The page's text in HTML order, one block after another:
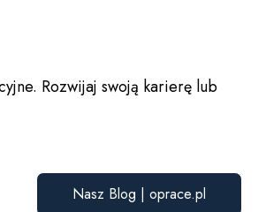
Rozwijaj swoją karierę lub
Nasz Blog | oprace.pl